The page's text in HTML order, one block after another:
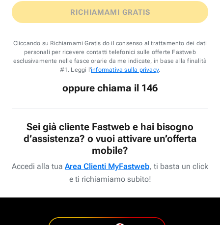
RICHIAMAMI GRATIS
Cliccando su Richiamami Gratis do il consenso al trattamento dei dati
personali per ricevere contatti telefonici sulle offerte Fastweb
esclusivamente nelle fasce orarie da me indicate, in base alla finalità
#1. Leggi l'informativa sulla privacy.
oppure chiama il 146
Sei già cliente Fastweb e hai bisogno
d’assistenza? o vuoi attivare un’offerta
mobile?
Accedi alla tua Area Clienti MyFastweb, ti basta un click
e ti richiamiamo subito!